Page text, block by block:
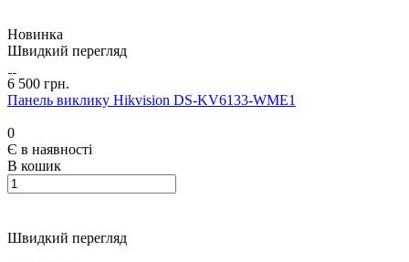
Новинка
Швидкий перегляд
6 500 грн.
Панель виклику Hikvision DS-KV6133-WME1
0
Є в наявності
В кошик
Швидкий перегляд